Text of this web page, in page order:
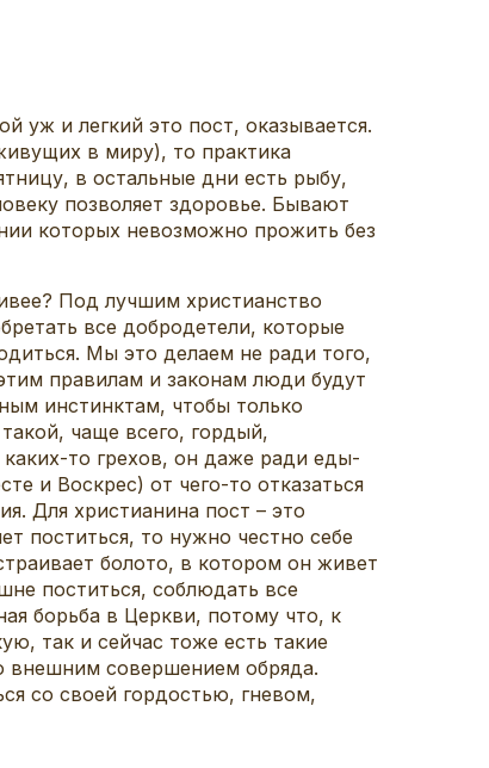
и легкий это пост, оказывается.
в миру), то практика
в остальные дни есть рыбу,
позволяет здоровье. Бывают
которых невозможно прожить без
Под лучшим христианство
все добродетели, которые
Мы это делаем не ради того,
правилам и законам люди будут
инстинктам, чтобы только
чаще всего, гордый,
то грехов, он даже ради еды-
и Воскрес) от чего-то отказаться
Для христианина пост – это
поститься, то нужно честно себе
болото, в котором он живет
поститься, соблюдать все
борьба в Церкви, потому что, к
так и сейчас тоже есть такие
внешним совершением обряда.
со своей гордостью, гневом,